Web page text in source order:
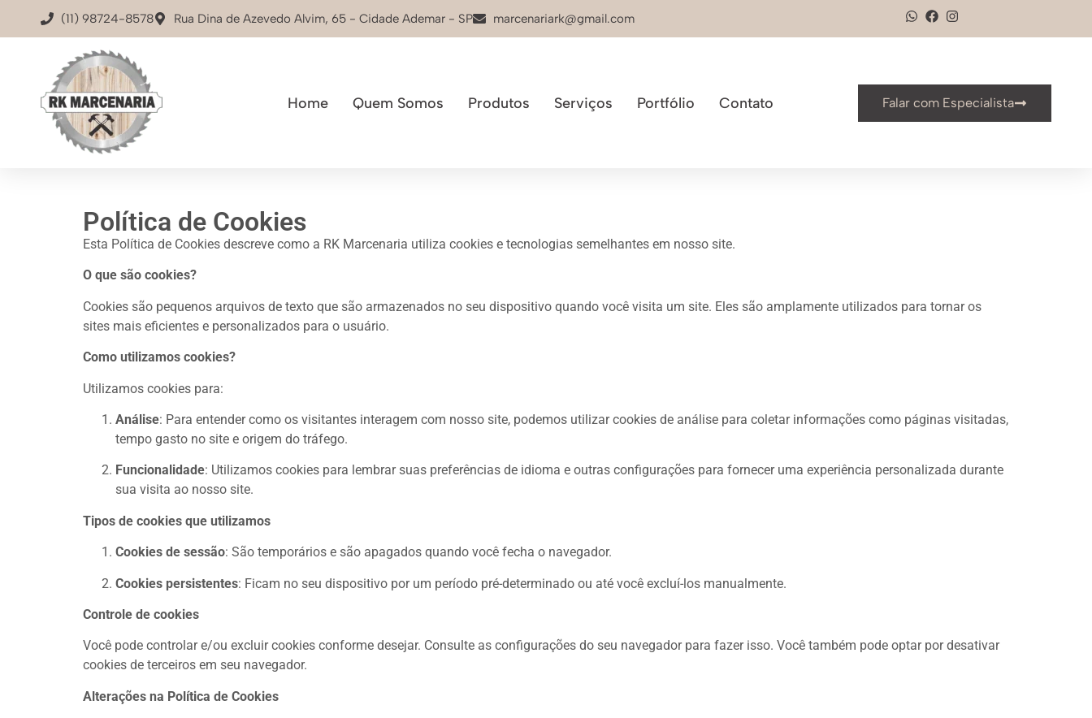
(11) 98724-8578 Rua Dina de Azevedo Alvim, 65 - Cidade Ademar - SP marcenariark@gmail.com
Home Quem Somos Produtos Serviços Portfólio Contato Falar com Especialista
Política de Cookies
Esta Política de Cookies descreve como a RK Marcenaria utiliza cookies e tecnologias semelhantes em nosso site.
O que são cookies?
Cookies são pequenos arquivos de texto que são armazenados no seu dispositivo quando você visita um site. Eles são amplamente utilizados para tornar os
sites mais eficientes e personalizados para o usuário.
Como utilizamos cookies?
Utilizamos cookies para:
Análise: Para entender como os visitantes interagem com nosso site, podemos utilizar cookies de análise para coletar informações como páginas visitadas,
tempo gasto no site e origem do tráfego.
Funcionalidade: Utilizamos cookies para lembrar suas preferências de idioma e outras configurações para fornecer uma experiência personalizada durante
sua visita ao nosso site.
Tipos de cookies que utilizamos
Cookies de sessão: São temporários e são apagados quando você fecha o navegador.
Cookies persistentes: Ficam no seu dispositivo por um período pré-determinado ou até você excluí-los manualmente.
Controle de cookies
Você pode controlar e/ou excluir cookies conforme desejar. Consulte as configurações do seu navegador para fazer isso. Você também pode optar por desativar
cookies de terceiros em seu navegador.
Alterações na Política de Cookies